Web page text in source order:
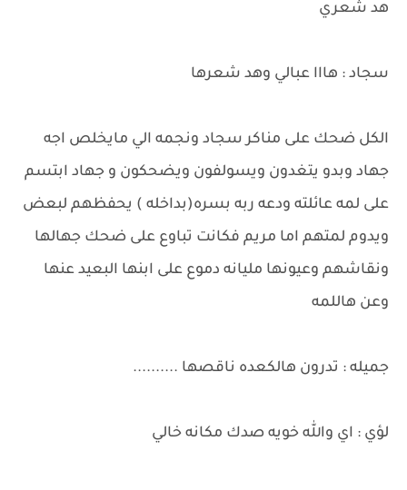
هد شعري
سجاد : هااا عبالي وهد شعرها
الكل ضحك على مناكر سجاد ونجمه الي مايخلص اجه
جهاد وبدو يتغدون ويسولفون ويضحكون و جهاد ابتسم
على لمه عائلته ودعه ربه بسره(بداخله ) يحفظهم لبعض
ويدوم لمتهم اما مريم فكانت تباوع على ضحك جهالها
ونقاشهم وعيونها مليانه دموع على ابنها البعيد عنها
وعن هاللمه
جميله : تدرون هالكعده ناقصها ..........
لؤي : اي والله خويه صدك مكانه خالي